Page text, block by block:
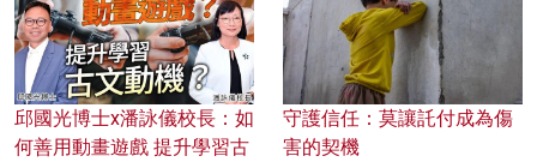
邱國光博士x潘詠儀校長：如
何善用動畫遊戲 提升學習古
守護信任：莫讓託付成為傷
害的契機